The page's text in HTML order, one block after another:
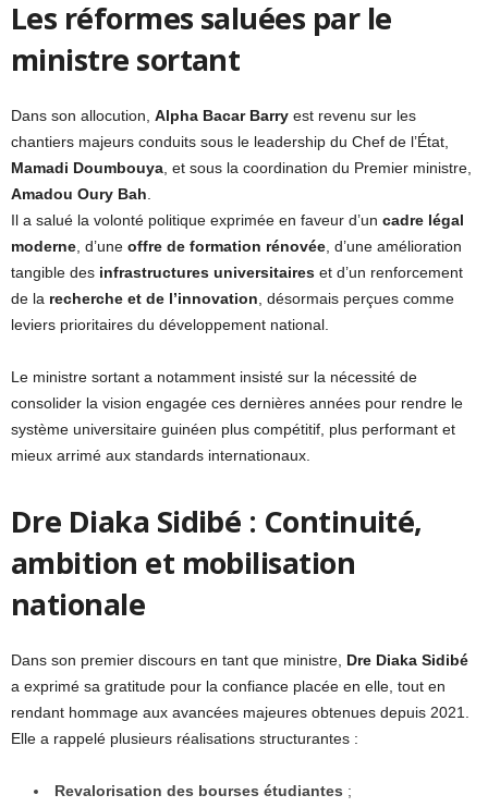
Les réformes saluées par le
ministre sortant
Dans son allocution, Alpha Bacar Barry est revenu sur les
chantiers majeurs conduits sous le leadership du Chef de l’État,
Mamadi Doumbouya, et sous la coordination du Premier ministre,
Amadou Oury Bah.
Il a salué la volonté politique exprimée en faveur d’un cadre légal
moderne, d’une offre de formation rénovée, d’une amélioration
tangible des infrastructures universitaires et d’un renforcement
de la recherche et de l’innovation, désormais perçues comme
leviers prioritaires du développement national.
Le ministre sortant a notamment insisté sur la nécessité de
consolider la vision engagée ces dernières années pour rendre le
système universitaire guinéen plus compétitif, plus performant et
mieux arrimé aux standards internationaux.
Dre Diaka Sidibé : Continuité,
ambition et mobilisation
nationale
Dans son premier discours en tant que ministre, Dre Diaka Sidibé
a exprimé sa gratitude pour la confiance placée en elle, tout en
rendant hommage aux avancées majeures obtenues depuis 2021.
Elle a rappelé plusieurs réalisations structurantes :
Revalorisation des bourses étudiantes ;